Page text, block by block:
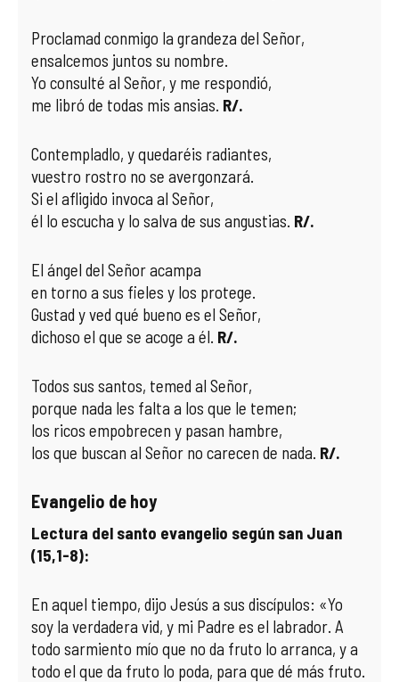
Proclamad conmigo la grandeza del Señor,
ensalcemos juntos su nombre.
Yo consulté al Señor, y me respondió,
me libró de todas mis ansias. R/.
Contempladlo, y quedaréis radiantes,
vuestro rostro no se avergonzará.
Si el afligido invoca al Señor,
él lo escucha y lo salva de sus angustias. R/.
El ángel del Señor acampa
en torno a sus fieles y los protege.
Gustad y ved qué bueno es el Señor,
dichoso el que se acoge a él. R/.
Todos sus santos, temed al Señor,
porque nada les falta a los que le temen;
los ricos empobrecen y pasan hambre,
los que buscan al Señor no carecen de nada. R/.
Evangelio de hoy
Lectura del santo evangelio según san Juan
(15,1-8):
En aquel tiempo, dijo Jesús a sus discípulos: «Yo
soy la verdadera vid, y mi Padre es el labrador. A
todo sarmiento mío que no da fruto lo arranca, y a
todo el que da fruto lo poda, para que dé más fruto.